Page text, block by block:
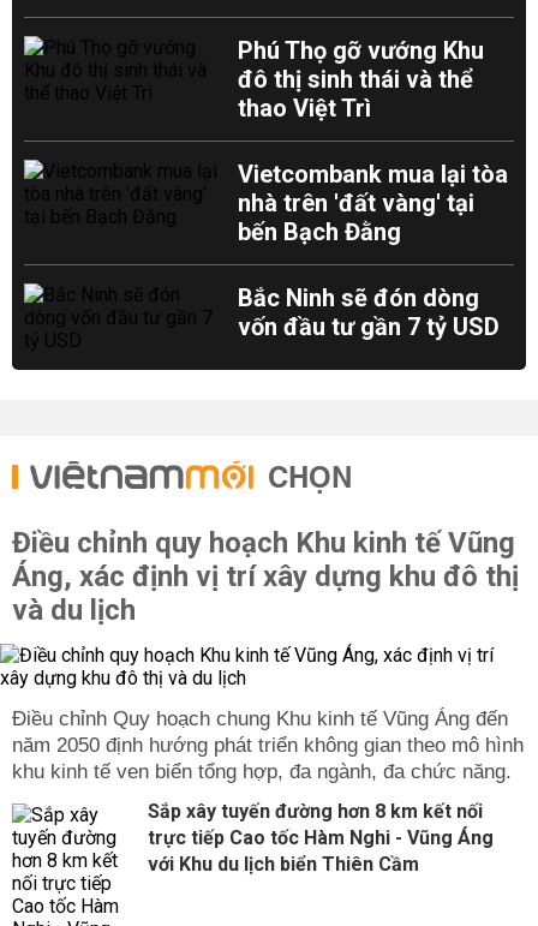
Phú Thọ gỡ vướng Khu
đô thị sinh thái và thể
thao Việt Trì
Vietcombank mua lại tòa
nhà trên 'đất vàng' tại
bến Bạch Đằng
Bắc Ninh sẽ đón dòng
vốn đầu tư gần 7 tỷ USD
CHỌN
Điều chỉnh quy hoạch Khu kinh tế Vũng
Áng, xác định vị trí xây dựng khu đô thị
và du lịch
Điều chỉnh Quy hoạch chung Khu kinh tế Vũng Áng đến
năm 2050 định hướng phát triển không gian theo mô hình
khu kinh tế ven biển tổng hợp, đa ngành, đa chức năng.
Sắp xây tuyến đường hơn 8 km kết nối
trực tiếp Cao tốc Hàm Nghi - Vũng Áng
với Khu du lịch biển Thiên Cầm